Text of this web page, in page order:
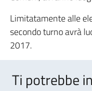
Limitatamente alle
secondo turno avrà
2017.
Ti potrebbe